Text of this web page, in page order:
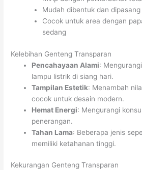
Mudah dibentuk dan dipasang
Cocok untuk area dengan
sedang
Kelebihan Genteng Transparan
Pencahayaan Alami:
lampu listrik di siang hari.
Tampilan Estetik: Menambah
cocok untuk desain modern.
Hemat Energi: Mengurangi
penerangan.
Tahan Lama: Beberapa jenis
memiliki ketahanan tinggi.
Kekurangan Genteng Transparan